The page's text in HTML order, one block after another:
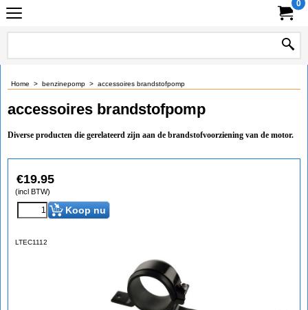
0
Home > benzinepomp > accessoires brandstofpomp
accessoires brandstofpomp
Diverse producten die gerelateerd zijn aan de brandstofvoorziening van de motor.
€19.95
(incl BTW)
Koop nu
LTEC1112